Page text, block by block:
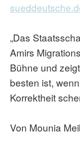
„Das
Amirs
Bühne und
besten ist,
Korrektheit
Von Mounia